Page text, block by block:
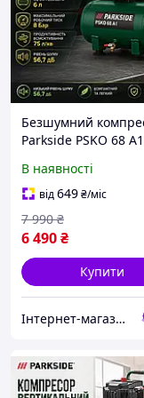
Безшумний
Parkside PSKO 68
безолійний
В наявності
від649₴/міс
6 490₴
7 990 ₴
Купити
Інтернет-магазин "МаркТех"